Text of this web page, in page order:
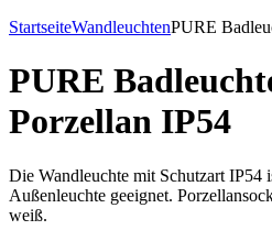
StartseiteWandleuchtenPURE
PURE
Porzellan IP54
Die Wandleuchte mit Schutzart IP54
Außenleuchte geeignet.
weiß.